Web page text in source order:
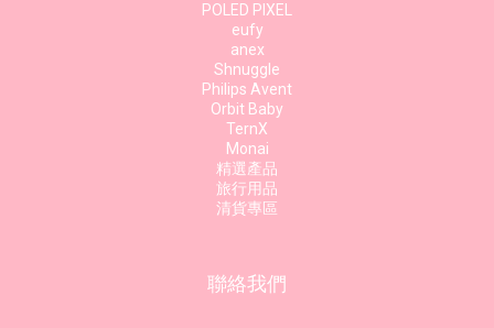
POLED PIXEL
eufy
anex
Shnuggle
Philips Avent
Orbit Baby
TernX
Monai
精選產品
旅行用品
清貨專區
聯絡我們